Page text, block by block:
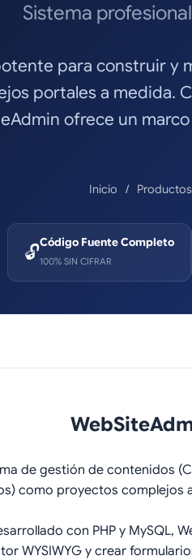
Sistema
para construir y
portales a medida.
ofrece un
Inicio
🔓Código Fuente Completo
100% SIN CIFRAR
de gestión de contenidos
como proyectos complejos
con PHP y MySQL,
WYSIWYG y crear